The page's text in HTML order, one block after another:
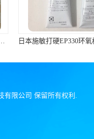
日本施敏打硬EP330环氧树脂胶复合材料黏胶玻璃钢粘结320ML/组
有限公司 保留所有权利.